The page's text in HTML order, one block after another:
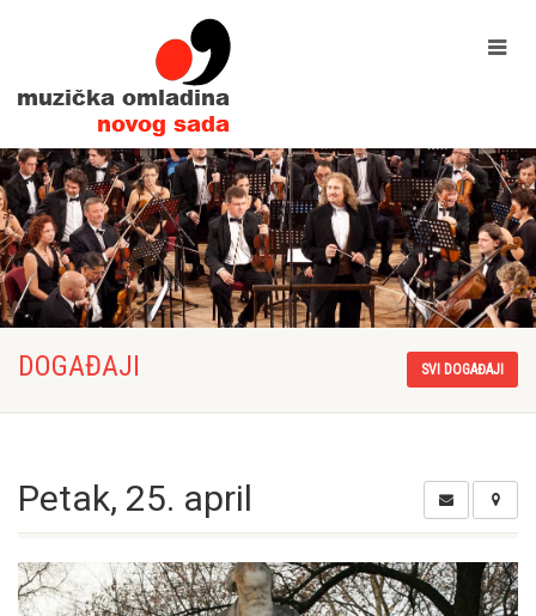
DOGAĐAJI SVI DOGAĐAJI
Petak, 25. april